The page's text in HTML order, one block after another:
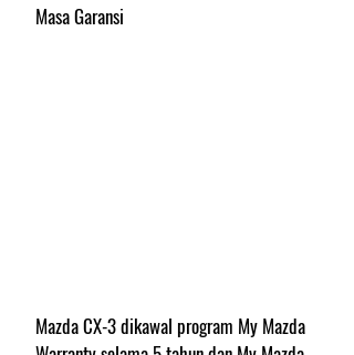
Masa Garansi
Mazda CX-3 dikawal program My Mazda